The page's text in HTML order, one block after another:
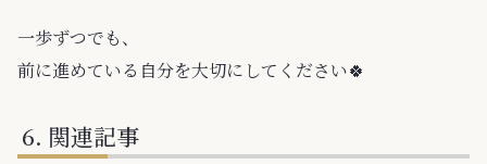
一歩ずつでも、
前に進めている自分を大切にしてください🍀
関連記事